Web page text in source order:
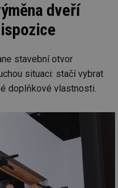
dveří
stavební otvor
situaci: stačí vybrat
doplňkové vlastnosti.